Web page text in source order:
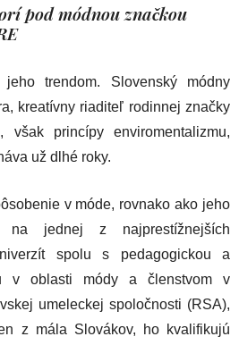
pod módnou znackou
trendom. Slovenský módny
kreatívny riaditeľ rodinnej značky
však princípy enviromentalizmu,
už dlhé roky.
v móde, rovnako ako jeho
na jednej z najprestížnejších
spolu s pedagogickou a
v oblasti módy a členstvom v
umeleckej spoločnosti (RSA),
z mála Slovákov, ho kvalifikujú